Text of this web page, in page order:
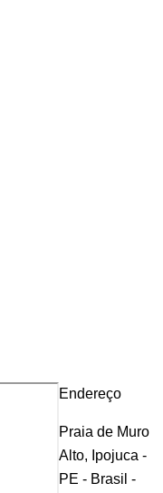
Endereço
Praia de Muro
Alto, Ipojuca -
PE - Brasil -